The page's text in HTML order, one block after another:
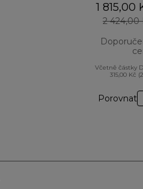
1 815,00
2 424,00
Včetně částky
315,00 Kč
Porovnat